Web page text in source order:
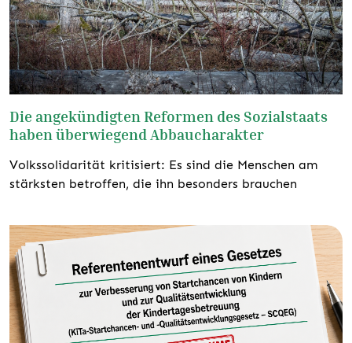
Die angekündigten Reformen des Sozialstaats
haben überwiegend Abbaucharakter
Volkssolidarität kritisiert: Es sind die Menschen am
stärksten betroffen, die ihn besonders brauchen